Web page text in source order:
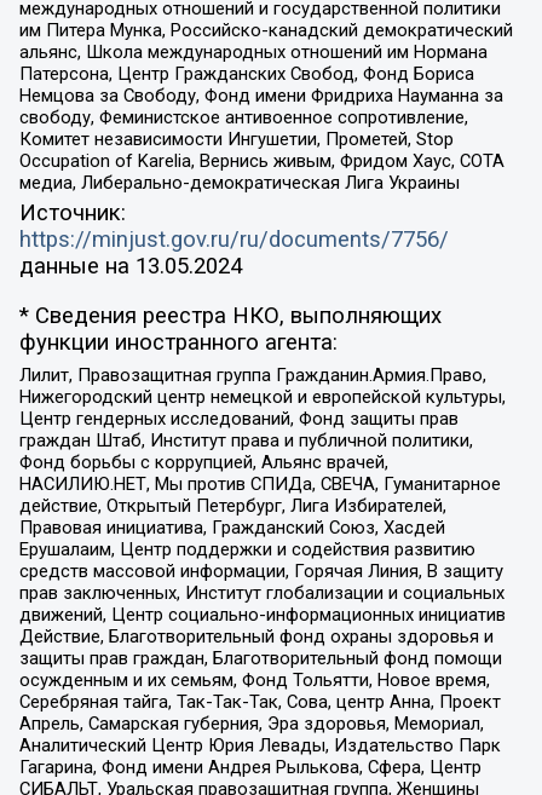
международных отношений и государственной политики
им Питера Мунка, Российско-канадский демократический
альянс, Школа международных отношений им Нормана
Патерсона, Центр Гражданских Свобод, Фонд Бориса
Немцова за Свободу, Фонд имени Фридриха Науманна за
свободу, Феминистское антивоенное сопротивление,
Комитет независимости Ингушетии, Прометей, Stop
Occupation of Karelia, Вернись живым, Фридом Хаус, СОТА
медиа, Либерально-демократическая Лига Украины
Источник:
https://minjust.gov.ru/ru/documents/7756/
данные на 13.05.2024
* Сведения реестра НКО, выполняющих
функции иностранного агента:
Лилит, Правозащитная группа Гражданин.Армия.Право,
Нижегородский центр немецкой и европейской культуры,
Центр гендерных исследований, Фонд защиты прав
граждан Штаб, Институт права и публичной политики,
Фонд борьбы с коррупцией, Альянс врачей,
НАСИЛИЮ.НЕТ, Мы против СПИДа, СВЕЧА, Гуманитарное
действие, Открытый Петербург, Лига Избирателей,
Правовая инициатива, Гражданский Союз, Хасдей
Ерушалаим, Центр поддержки и содействия развитию
средств массовой информации, Горячая Линия, В защиту
прав заключенных, Институт глобализации и социальных
движений, Центр социально-информационных инициатив
Действие, Благотворительный фонд охраны здоровья и
защиты прав граждан, Благотворительный фонд помощи
осужденным и их семьям, Фонд Тольятти, Новое время,
Серебряная тайга, Так-Так-Так, Сова, центр Анна, Проект
Апрель, Самарская губерния, Эра здоровья, Мемориал,
Аналитический Центр Юрия Левады, Издательство Парк
Гагарина, Фонд имени Андрея Рылькова, Сфера, Центр
СИБАЛЬТ, Уральская правозащитная группа, Женщины